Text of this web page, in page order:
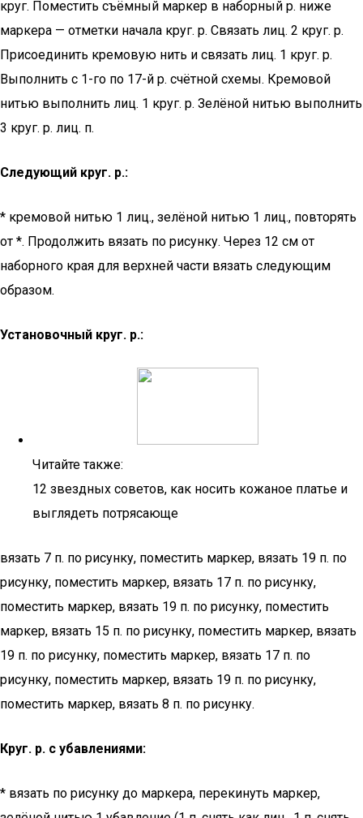
круг. Поместить съёмный маркер в наборный р. ниже
маркера — отметки начала круг. р. Связать лиц. 2 круг. р.
Присоединить кремовую нить и связать лиц. 1 круг. р.
Выполнить с 1-го по 17-й р. счётной схемы. Кремовой
нитью выполнить лиц. 1 круг. р. Зелёной нитью выполнить
3 круг. р. лиц. п.
Следующий круг. р.:
* кремовой нитью 1 лиц., зелёной нитью 1 лиц., повторять
от *. Продолжить вязать по рисунку. Через 12 см от
наборного края для верхней части вязать следующим
образом.
Установочный круг. р.:
Читайте также:
12 звездных советов, как носить кожаное платье и
выглядеть потрясающе
вязать 7 п. по рисунку, поместить маркер, вязать 19 п. по
рисунку, поместить маркер, вязать 17 п. по рисунку,
поместить маркер, вязать 19 п. по рисунку, поместить
маркер, вязать 15 п. по рисунку, поместить маркер, вязать
19 п. по рисунку, поместить маркер, вязать 17 п. по
рисунку, поместить маркер, вязать 19 п. по рисунку,
поместить маркер, вязать 8 п. по рисунку.
Круг. р. с убавлениями:
* вязать по рисунку до маркера, перекинуть маркер,